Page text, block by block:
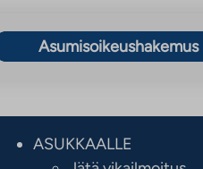
Asumisoikeushakemus
ASUKKAALLE